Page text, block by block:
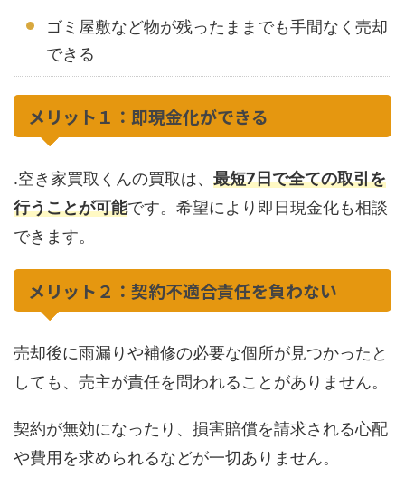
ゴミ屋敷など物が残ったままでも手間なく売却
できる
メリット１：即現金化ができる
.空き家買取くんの買取は、 最短7日で全ての取引を
行うことが可能です。希望により即日現金化も相談
できます。
メリット２：契約不適合責任を負わない
売却後に雨漏りや補修の必要な個所が見つかったと
しても、売主が責任を問われることがありません。
契約が無効になったり、損害賠償を請求される心配
や費用を求められるなどが一切ありません。